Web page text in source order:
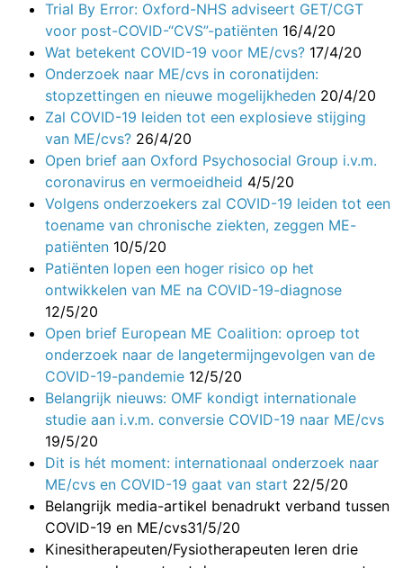
Trial By Error: Oxford-NHS adviseert GET/CGT
voor post-COVID-“CVS”-patiënten 16/4/20
Wat betekent COVID-19 voor ME/cvs? 17/4/20
Onderzoek naar ME/cvs in coronatijden:
stopzettingen en nieuwe mogelijkheden 20/4/20
Zal COVID-19 leiden tot een explosieve stijging
van ME/cvs? 26/4/20
Open brief aan Oxford Psychosocial Group i.v.m.
coronavirus en vermoeidheid 4/5/20
Volgens onderzoekers zal COVID-19 leiden tot een
toename van chronische ziekten, zeggen ME-
patiënten 10/5/20
Patiënten lopen een hoger risico op het
ontwikkelen van ME na COVID-19-diagnose
12/5/20
Open brief European ME Coalition: oproep tot
onderzoek naar de langetermijngevolgen van de
COVID-19-pandemie 12/5/20
Belangrijk nieuws: OMF kondigt internationale
studie aan i.v.m. conversie COVID-19 naar ME/cvs
19/5/20
Dit is hét moment: internationaal onderzoek naar
ME/cvs en COVID-19 gaat van start 22/5/20
Belangrijk media-artikel benadrukt verband tussen
COVID-19 en ME/cvs31/5/20
Kinesitherapeuten/Fysiotherapeuten leren drie